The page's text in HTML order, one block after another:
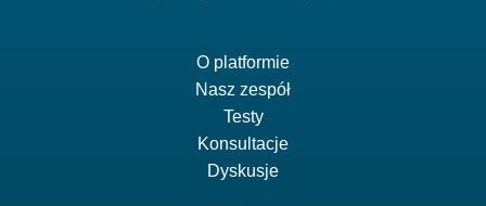
O platformie
Nasz zespół
Testy
Konsultacje
Dyskusje